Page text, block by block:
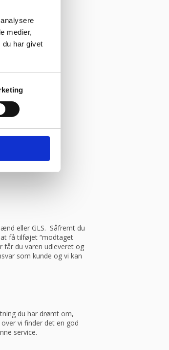
medier,
du har givet
eller GLS. Såfremt du
få tilføjet “modtaget
får du varen udleveret og
som kunde og vi kan
du har drømt om,
vi finder det en god
service.